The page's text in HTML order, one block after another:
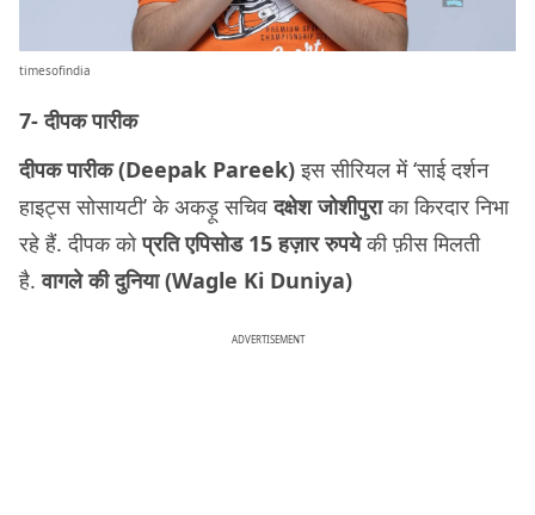
timesofindia
7- दीपक पारीक
दीपक पारीक (Deepak Pareek)इस सीरियल में ‘साई दर्शन
हाइट्स सोसायटी’ के अकड़ू सचिवदक्षेश जोशीपुराका किरदार निभा
रहे हैं. दीपक कोप्रति एपिसोड 15 हज़ार रुपयेकी फ़ीस मिलती
है.वागले की दुनिया (Wagle Ki Duniya)
ADVERTISEMENT